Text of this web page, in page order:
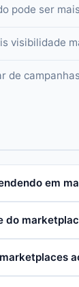
pode ser
visibilidade
de
em
do